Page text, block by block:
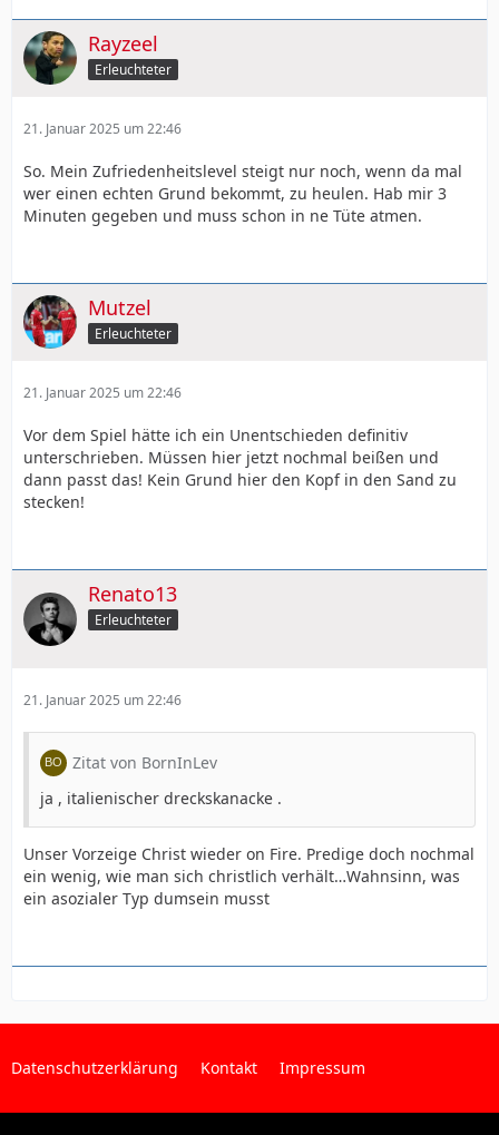
Rayzeel
Erleuchteter
21. Januar 2025 um 22:46
So. Mein Zufriedenheitslevel steigt nur noch, wenn da mal
wer einen echten Grund bekommt, zu heulen. Hab mir 3
Minuten gegeben und muss schon in ne Tüte atmen.
Mutzel
Erleuchteter
21. Januar 2025 um 22:46
Vor dem Spiel hätte ich ein Unentschieden definitiv
unterschrieben. Müssen hier jetzt nochmal beißen und
dann passt das! Kein Grund hier den Kopf in den Sand zu
stecken!
Renato13
Erleuchteter
21. Januar 2025 um 22:46
Zitat von BornInLev
ja , italienischer dreckskanacke .
Unser Vorzeige Christ wieder on Fire. Predige doch nochmal
ein wenig, wie man sich christlich verhält…Wahnsinn, was
ein asozialer Typ dumsein musst
Datenschutzerklärung Kontakt Impressum